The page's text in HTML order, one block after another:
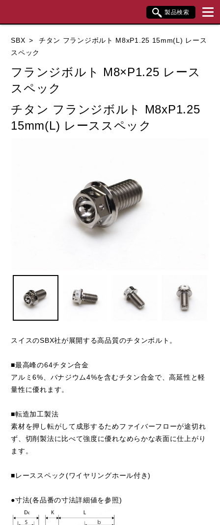
製品検索
データを準備しています。
閉じる
SBX
チタン フランジボルト M8xP1.25 15mm(L) レース
スペック
フランジボルト M8×P1.25 レース
スペック
チタン フランジボルト M8xP1.25
15mm(L) レーススペック
スイスのSBX社が展開する高品質のチタンボルト。
■最高峰の64チタン合金
アルミ6%、バナジウム4%を含むチタン合金で、高延性と軽
量性に優れます。
■転造加工製法
素材を押し転がして成形するためファイバーフローが途切れ
ず、切削製法に比べて強度に優れなめらかな表面に仕上がり
ます。
■レーススペック(ワイヤリングホール付き)
●寸法(各品番の寸法詳細値を参照)